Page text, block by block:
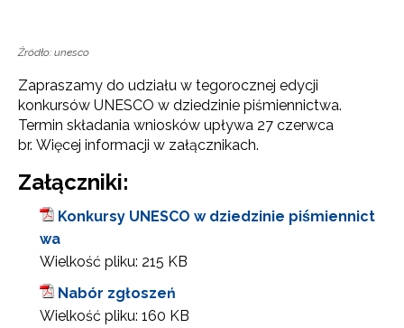
Źródło: unesco
Zapraszamy do udziału w tegorocznej edycji
konkursów UNESCO w dziedzinie piśmiennictwa.
Termin składania wniosków upływa 27 czerwca
br. Więcej informacji w załącznikach.
Załączniki:
Konkursy UNESCO w dziedzinie piśmiennict
wa
Wielkość pliku: 215 KB
Nabór zgłoszeń
Wielkość pliku: 160 KB